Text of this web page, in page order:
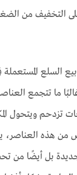
التخفيف من الضغوط
السلع المستعملة
ما تتجمع
تزدحم ويتحول
هذه العناصر،
بل أيضًا من